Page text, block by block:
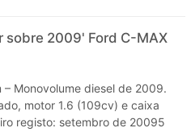
sobre 2009' Ford C-MAX
– Monovolume diesel de 2009.
motor 1.6 (109cv) e caixa
registo: setembro de 20095